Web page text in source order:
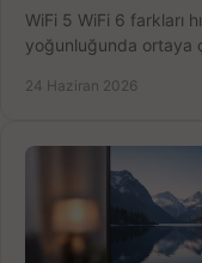
WiFi 5 WiFi 6 farkları
yoğunluğunda ortaya
24 Haziran 2026